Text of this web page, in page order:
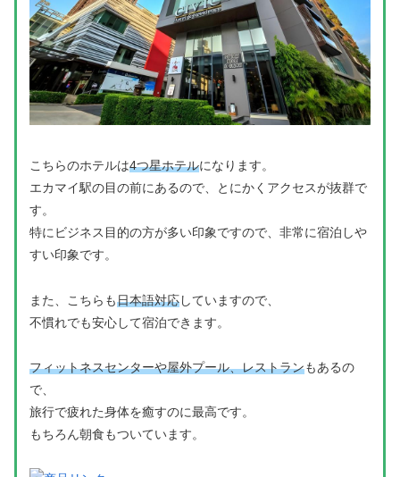
こちらのホテルは4つ星ホテルになります。
エカマイ駅の目の前にあるので、とにかくアクセスが抜群で
す。
特にビジネス目的の方が多い印象ですので、非常に宿泊しや
すい印象です。
また、こちらも日本語対応していますので、
不慣れでも安心して宿泊できます。
フィットネスセンターや屋外プール、レストランもあるの
で、
旅行で疲れた身体を癒すのに最高です。
もちろん朝食もついています。